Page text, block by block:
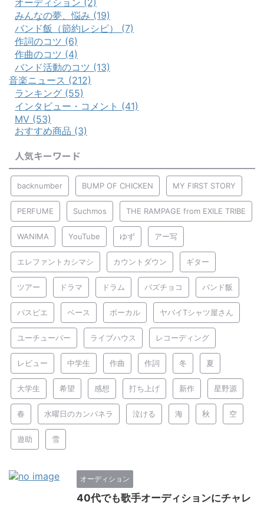
オーディション (2)
みんなの夢、悩み (19)
バンド飯（節約レシピ） (7)
作詞のコツ (6)
作曲のコツ (4)
バンド活動のコツ (13)
音楽ニュース (212)
ランキング (55)
インタビュー・コメント (41)
MV (53)
おすすめ商品 (3)
人気キーワード
backnumber BUMP OF CHICKEN MY FIRST STORY
PERFUME Suchmos THE RAMPAGE from EXILE TRIBE
WANIMA YouTube ゆず アー写
エレファントカシマシ カウントダウン ギター
ツアー ドラマ ドラム バズチョコ バンド飯
パスピエ ベース ボーカル ヤバイTシャツ屋さん
ユーチューバー ライブハウス レコーディング
レビュー 中学生 作曲 作詞 冬 夏
大学生 希望 感想 打ち上げ 新作 星野源
春 水曜日のカンパネラ 泣ける 海 秋 空
遊助 雪
オーディション
40代でも歌手オーディションにチャレ